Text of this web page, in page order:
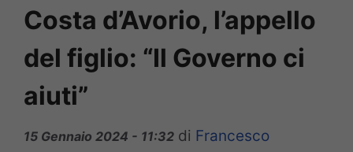
Costa d’Avorio, l’appello
del figlio: “Il Governo ci
aiuti”
15 Gennaio 2024 - 11:32 di Francesco